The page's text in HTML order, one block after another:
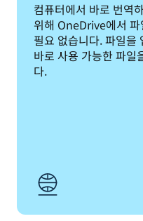
컴퓨터에서 바로 번역
위해 OneDrive에서
필요 없습니다. 파일을
바로 사용 가능한 파일
다.